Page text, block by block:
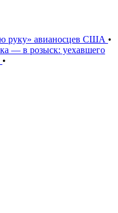
руку» авианосцев США •
— в розыск: уехавшего
•